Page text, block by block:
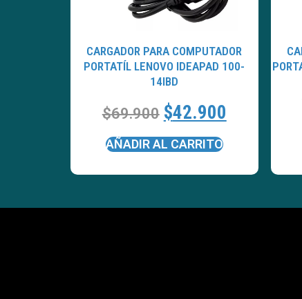
CARGADOR PARA COMPUTADOR
PORTATÍL LENOVO IDEAPAD 100-
14IBD
$69.900 $42.900
AÑADIR AL CARRITO